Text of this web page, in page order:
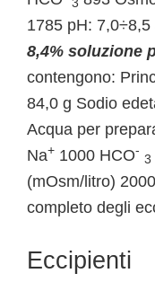
3
1785 pH: 7,0÷8,5
8,4% soluzione
contengono:
84,0 g Sodio
Acqua per
Na+ 1000 HCO-
3
(mOsm/litro)
completo degli
Eccipienti